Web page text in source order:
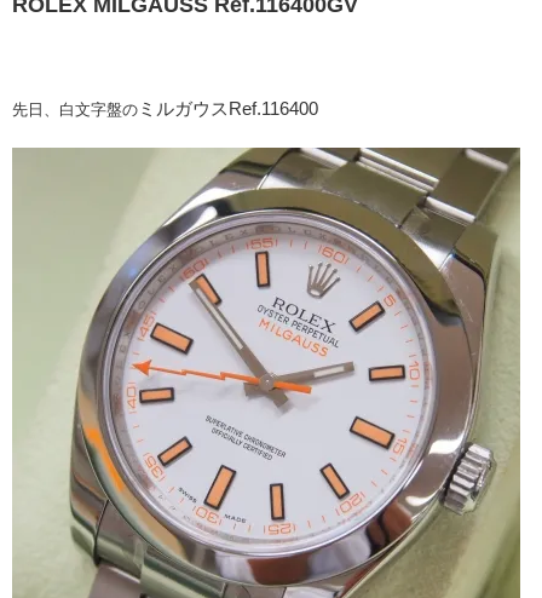
ROLEX MILGAUSS Ref.116400GV
先日、白文字盤の ミルガウスRef.116400